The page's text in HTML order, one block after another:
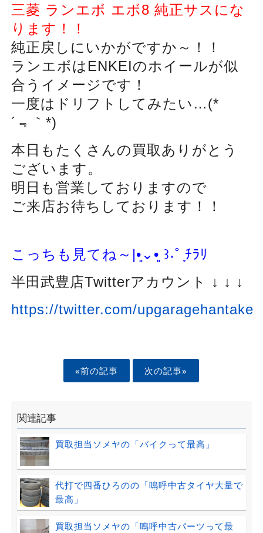
三菱 ランエボ エボ8 純正サスにな
ります！！
純正戻しにいかがですか～！！
ランエボはENKEIのホイールが似
合うイメージです！
一度はドリフトしてみたい…(*
´ ﹃｀ *)
本日もたくさんの買取ありがとう
ございます。
明日も営業しておりますので
ご来店お待ちしております！！
こっちも見てね～|•͈ ⌄ •͈ ꒱˖˚ ﾁﾗﾘ
半田武豊店Twitterアカウント ↓ ↓ ↓
https://twitter.com/upgaragehantake
«前の記事 次の記事»
関連記事
買取担当ソメヤの「バイクって最高」
代打で四番ひろのの「嗚呼中古タイヤ大量で
最高」
買取担当ソメヤの「嗚呼中古パーツって最